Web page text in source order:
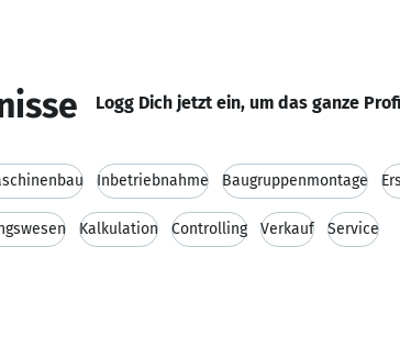
Logg Dich jetzt ein, um das ganze
Inbetriebnahme Baugruppenmontage
Kalkulation Controlling Verkauf Service